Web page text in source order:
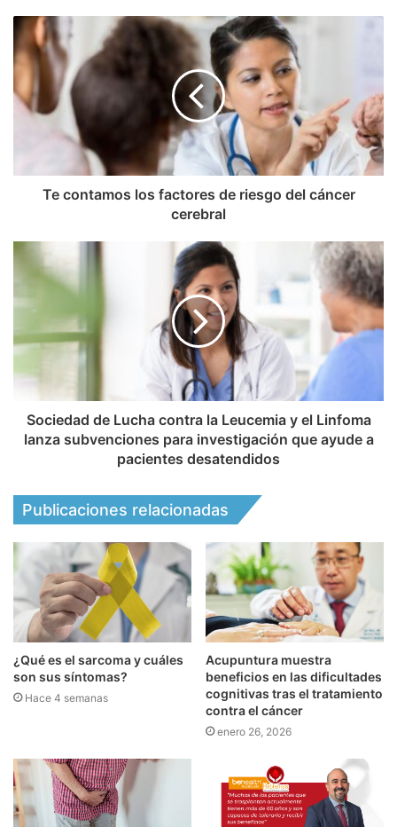
Te contamos los factores de riesgo del cáncer
cerebral
Sociedad de Lucha contra la Leucemia y el Linfoma
lanza subvenciones para investigación que ayude a
pacientes desatendidos
Publicaciones relacionadas
¿Qué es el sarcoma y cuáles
son sus síntomas?
Hace 4 semanas
Acupuntura muestra
beneficios en las dificultades
cognitivas tras el tratamiento
contra el cáncer
enero 26, 2026